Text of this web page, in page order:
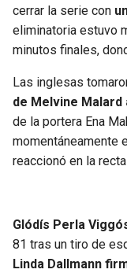
SAINTS
BUCCANEERS
cerrar la serie con
eliminatoria estuvo
minutos finales,
Las inglesas
de Melvine Malard
de la portera Ena
momentáneamente
reaccionó en la
Glódís Perla
81 tras un tiro de
Linda Dallmann